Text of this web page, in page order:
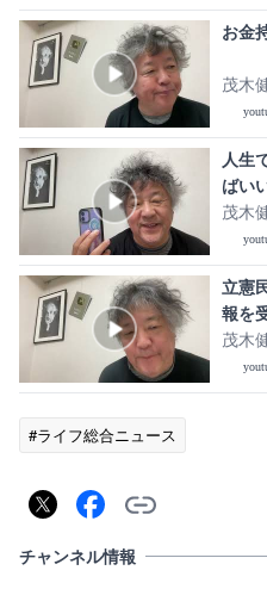
お金
茂木
人生
ばい
茂木
立憲
報を
につ
茂木
#ライフ総合ニュース
チャンネル情報